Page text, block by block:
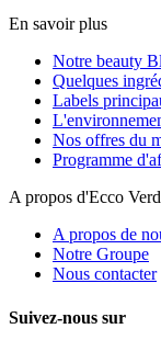
En savoir plus
Notre beauty
Quelques
Labels
Nos offres du
Programme
A propos d'Ecco
A propos de
Notre Groupe
Nous contacter
Suivez-nous sur